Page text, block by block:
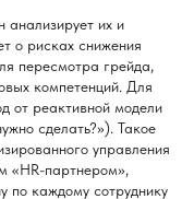
анализирует их и
о рисках снижения
пересмотра грейда,
компетенций. Для
от реактивной модели
сделать?»). Такое
управления
«HR-партнером»,
по каждому сотруднику